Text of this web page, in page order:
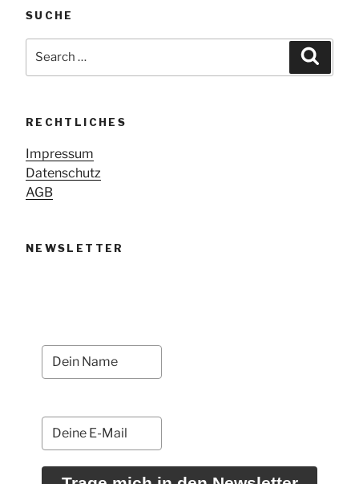
SUCHE
for:
RECHTLICHES
Impressum
Datenschutz
AGB
NEWSLETTER